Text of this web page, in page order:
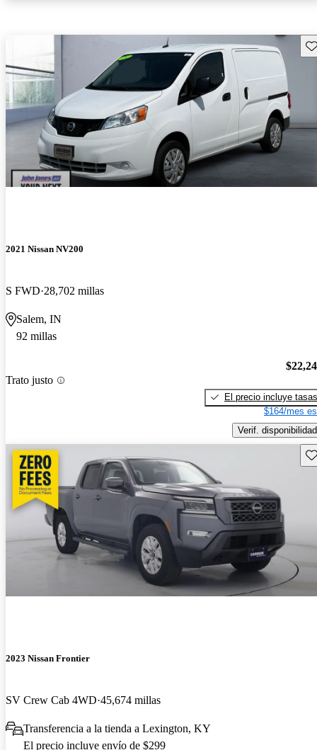
2021 Nissan NV200
S FWD 28,702 millas
Salem, IN
92 millas
Trato justo
El precio incluye tasas
$164/mes
Verif. disponibilidad
2023 Nissan Frontier
SV Crew Cab 4WD 45,674 millas
Transferencia a la tienda a Lexington, KY
El precio incluye envío de $299